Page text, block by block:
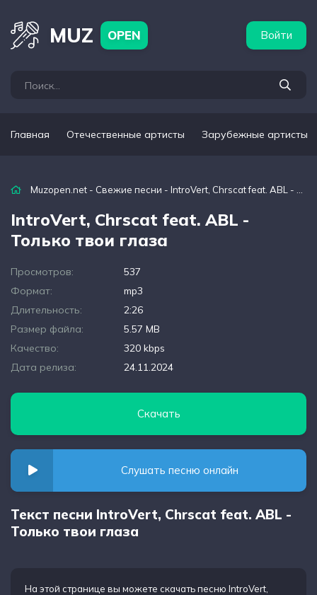
MUZ OPEN Войти
Главная Отечественные артисты Зарубежные артисты
Muzopen.net - Свежие песни - IntroVert, Chrscat feat. ABL - Только твои глаза
IntroVert, Chrscat feat. ABL -
Только твои глаза
Просмотров:
537
Формат:
mp3
Длительность:
2:26
Размер файла:
5.57 MB
Качество:
320 kbps
Дата релиза:
24.11.2024
Скачать
Слушать песню онлайн
Текст песни IntroVert, Chrscat feat. ABL -
Только твои глаза
На этой странице вы можете скачать песню IntroVert,
артисты Популярные подборки